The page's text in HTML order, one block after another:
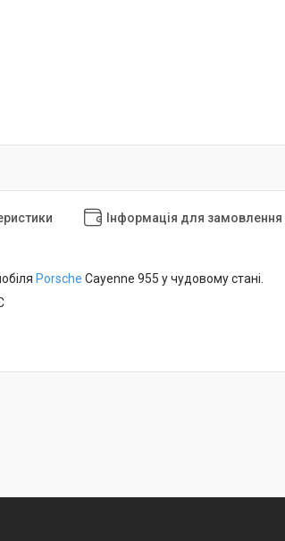
Інформація для замовлення
Porsche Cayenne 955 у чудовому стані.